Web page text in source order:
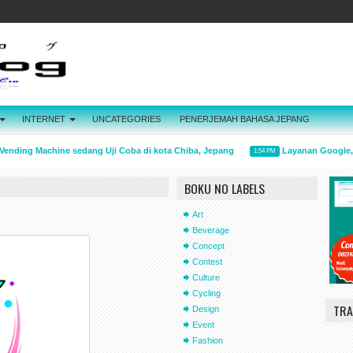
INTERNET UNCATEGORIES PENERJEMAH BAHASA JEPANG
Machine sedang Uji Coba di kota Chiba, Jepang 1:54 PM Layanan Google,
BOKU NO LABELS
Art
Beverage
Concept
Contest
Culture
Cycling
Design
Event
Fashion